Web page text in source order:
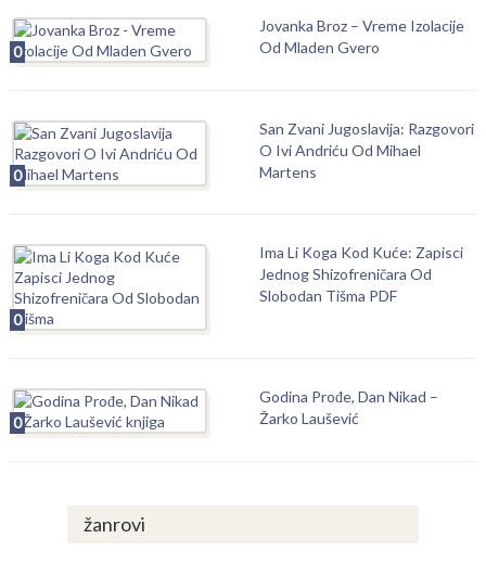
0
Jovanka Broz – Vreme Izolacije
Od Mladen Gvero
0
San Zvani Jugoslavija: Razgovori
O Ivi Andriću Od Mihael
Martens
0
Ima Li Koga Kod Kuće: Zapisci
Jednog Shizofreničara Od
Slobodan Tišma PDF
0
Godina Prođe, Dan Nikad –
Žarko Laušević
žanrovi